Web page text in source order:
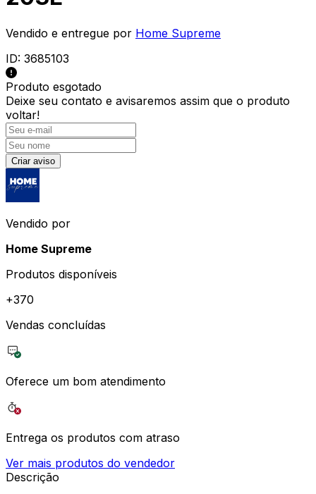
Vendido e entregue por Home Supreme
ID: 3685103
Produto esgotado
Deixe seu contato e avisaremos assim que o produto
voltar!
Criar aviso
Vendido por
Home Supreme
Produtos disponíveis
+370
Vendas concluídas
Oferece um bom atendimento
Entrega os produtos com atraso
Ver mais produtos do vendedor
Descrição